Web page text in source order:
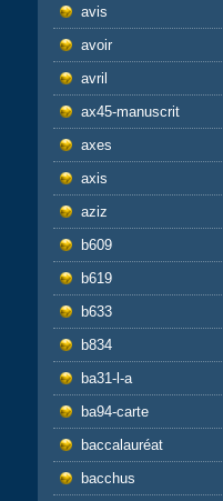
avis
avoir
avril
ax45-manuscrit
axes
axis
aziz
b609
b619
b633
b834
ba31-l-a
ba94-carte
baccalauréat
bacchus